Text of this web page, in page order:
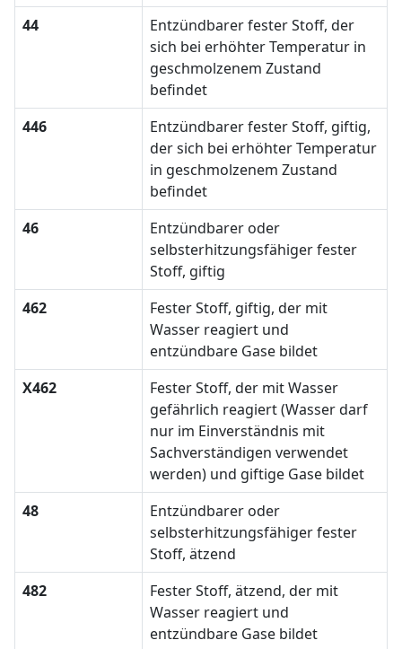
44
Entzündbarer fester Stoff, der
sich bei erhöhter Temperatur in
geschmolzenem Zustand
befindet
446
Entzündbarer fester Stoff, giftig,
der sich bei erhöhter Temperatur
in geschmolzenem Zustand
befindet
46
Entzündbarer oder
selbsterhitzungsfähiger fester
Stoff, giftig
462
Fester Stoff, giftig, der mit
Wasser reagiert und
entzündbare Gase bildet
X462
Fester Stoff, der mit Wasser
gefährlich reagiert (Wasser darf
nur im Einverständnis mit
Sachverständigen verwendet
werden) und giftige Gase bildet
48
Entzündbarer oder
selbsterhitzungsfähiger fester
Stoff, ätzend
482
Fester Stoff, ätzend, der mit
Wasser reagiert und
entzündbare Gase bildet